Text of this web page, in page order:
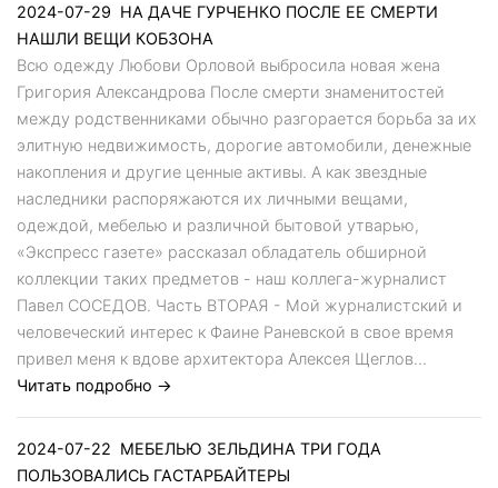
2024-07-29 НА ДАЧЕ ГУРЧЕНКО ПОСЛЕ ЕЕ СМЕРТИ
НАШЛИ ВЕЩИ КОБЗОНА
Всю одежду Любови Орловой выбросила новая жена
Григория Александрова После смерти знаменитостей
между родственниками обычно разгорается борьба за их
элитную недвижимость, дорогие автомобили, денежные
накопления и другие ценные активы. А как звездные
наследники распоряжаются их личными вещами,
одеждой, мебелью и различной бытовой утварью,
«Экспресс газете» рассказал обладатель обширной
коллекции таких предметов - наш коллега-журналист
Павел СОСЕДОВ. Часть ВТОРАЯ - Мой журналистский и
человеческий интерес к Фаине Раневской в свое время
привел меня к вдове архитектора Алексея Щеглов...
Читать подробно →
2024-07-22 МЕБЕЛЬЮ ЗЕЛЬДИНА ТРИ ГОДА
ПОЛЬЗОВАЛИСЬ ГАСТАРБАЙТЕРЫ